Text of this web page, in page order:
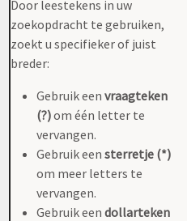
Door leestekens in uw
zoekopdracht te gebruiken,
zoekt u specifieker of juist
breder:
Gebruik een vraagteken
(?)om één letter te
vervangen.
Gebruik een sterretje (*)
om meer letters te
vervangen.
Gebruik een dollarteken